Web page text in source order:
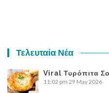
Τελευταία Νέα
Viral Τυρόπιτα
11:02 pm 29 May 2026